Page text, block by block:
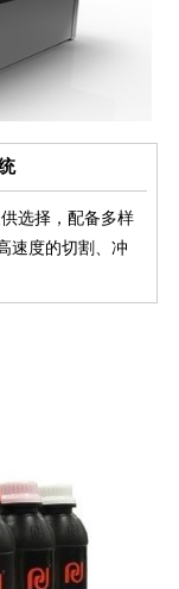
选择，配备多样
速度的切割、冲